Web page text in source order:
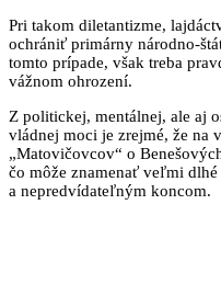
Pri takom diletantizme,
ochrániť primárny národno-
tomto prípade, však treba
vážnom ohrození.
Z politickej, mentálnej, ale aj
vládnej moci je zrejmé, že na
„Matovičovcov“ o
čo môže znamenať veľmi
a nepredvídateľným koncom.